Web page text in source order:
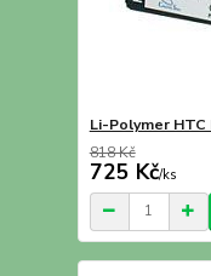
Li-Polymer HTC
818 Kč
725 Kč/ks